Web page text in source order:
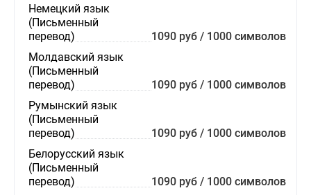
Немецкий язык
(Письменный
перевод)
1090 руб / 1000 символов
Молдавский язык
(Письменный
перевод)
1090 руб / 1000 символов
Румынский язык
(Письменный
перевод)
1090 руб / 1000 символов
Белорусский язык
(Письменный
перевод)
1090 руб / 1000 символов